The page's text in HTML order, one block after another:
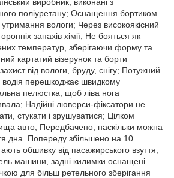
поліуретану; Оснащення бортиком
вологи; Через високоякісний
запахів хімії; Не бояться як
температур, зберігаючи форму та
картатий візерунок та борти
від вологи, бруду, снігу; Потужний
водія перешкоджає швидкому
пелюстка, щоб ліва нога
Надійні люверси-фіксатори не
стукати і зрушуватися; Цілком
авто; Передбачено, наскільки можна
дна. Попереду збільшено на 10
обшивку від пасажирського взуття;
машини, задні килимки оснащені
для більш ретельного зберігання